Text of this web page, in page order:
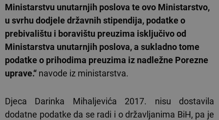
Ministarstvu unutarnjih poslova te ovo Ministarstvo,
u svrhu dodjele državnih stipendija, podatke o
prebivalištu i boravištu preuzima isključivo od
Ministarstva unutarnjih poslova, a sukladno tome
podatke o prihodima preuzima iz nadležne Porezne
uprave.“ navode iz ministarstva.
Djeca Darinka Mihaljevića 2017. nisu dostavila
dodatne podatke da se radi i o državljanima BiH, pa je